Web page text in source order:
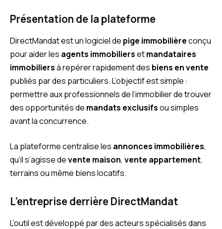
Présentation de la plateforme
DirectMandat est un logiciel de pige immobilièreconçu
pour aider les agents immobiliersetmandataires
immobiliersà repérer rapidement des biens en vente
publiés par des particuliers. L’objectif est simple :
permettre aux professionnels de l’immobilier de trouver
des opportunités de mandats exclusifsou simples
avant la concurrence.
La plateforme centralise les annonces immobilières,
qu’il s’agisse devente maison, vente appartement,
terrains ou même biens locatifs.
L’entreprise derrière DirectMandat
L’outil est développé par des acteurs spécialisés dans